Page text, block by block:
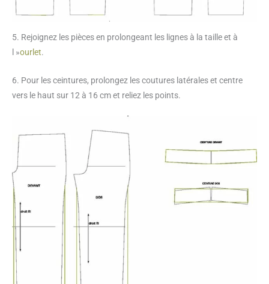
5. Rejoignez les pièces en prolongeant les lignes à la taille et à
l »ourlet.
6. Pour les ceintures, prolongez les coutures latérales et centre
vers le haut sur 12 à 16 cm et reliez les points.